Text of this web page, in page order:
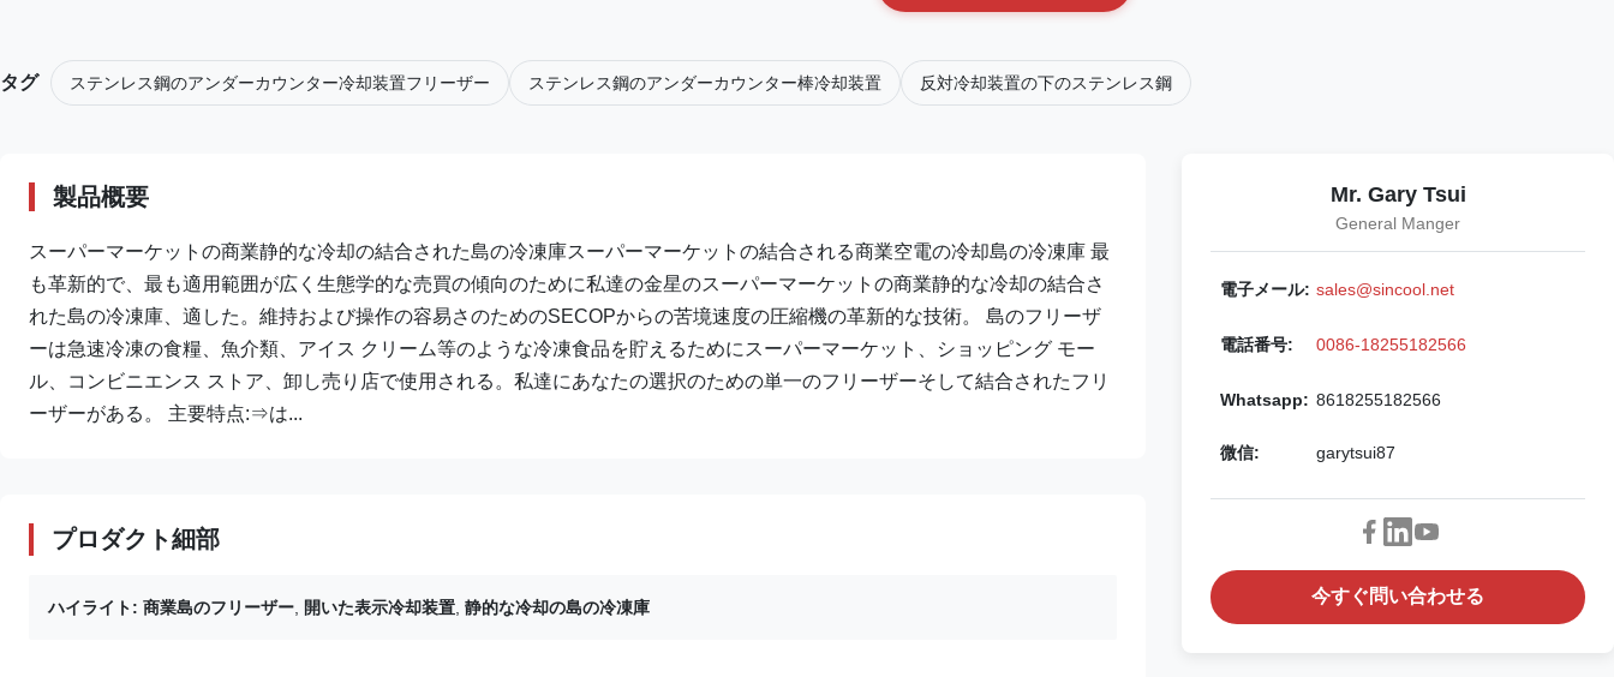
タグ ステンレス鋼のアンダーカウンター冷却装置フリーザー ステンレス鋼のアンダーカウンター棒冷却装置 反対冷却装置の下のステンレス鋼
製品概要
スーパーマーケットの商業静的な冷却の結合された島の冷凍庫スーパーマーケットの結合される商業空電の冷却島の冷凍庫 最
も革新的で、最も適用範囲が広く生態学的な売買の傾向のために私達の金星のスーパーマーケットの商業静的な冷却の結合さ
れた島の冷凍庫、適した。維持および操作の容易さのためのSECOPからの苦境速度の圧縮機の革新的な技術。 島のフリーザ
ーは急速冷凍の食糧、魚介類、アイス クリーム等のような冷凍食品を貯えるためにスーパーマーケット、ショッピング モー
ル、コンビニエンス ストア、卸し売り店で使用される。私達にあなたの選択のための単一のフリーザーそして結合されたフリ
ーザーがある。 主要特点:⇒は...
プロダクト細部
ハイライト: 商業島のフリーザー 開いた表示冷却装置 静的な冷却の島の冷凍庫
Mr. Gary Tsui
General Manger
電子メール: sales@sincool.net
電話番号: 0086-18255182566
Whatsapp: 8618255182566
微信: garytsui87
今すぐ問い合わせる